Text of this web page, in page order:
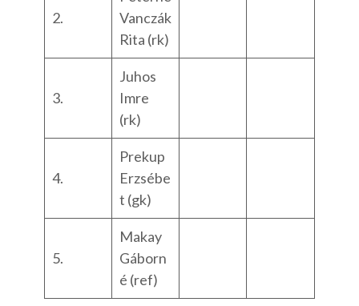
2.
Vanczák
Rita (rk)
3.
Juhos
Imre
(rk)
4.
Prekup
Erzsébe
t (gk)
5.
Makay
Gáborn
é (ref)